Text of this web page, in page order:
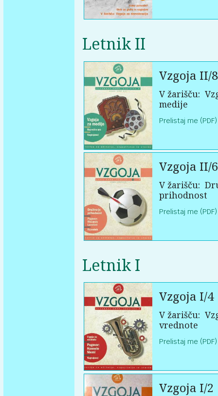
Letnik II
Vzgoja II/8
V žarišču:
medije
Prelistaj me (PDF)
Vzgoja II/6
V žarišču:
prihodnost
Prelistaj me (PDF)
Letnik I
Vzgoja I/4
V žarišču:
vrednote
Prelistaj me (PDF)
Vzgoja I/2